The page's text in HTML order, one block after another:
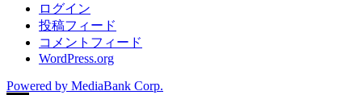
ログイン
投稿フィード
コメントフィード
WordPress.org
Powered by MediaBank Corp.